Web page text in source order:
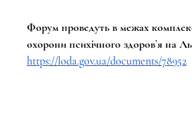
Форум проведуть в межах
охорони психічного здоров’я на
https://loda.gov.ua/documents/78952